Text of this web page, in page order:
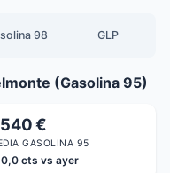
98 GLP
(Gasolina 95)
€
GASOLINA 95
cts vs ayer